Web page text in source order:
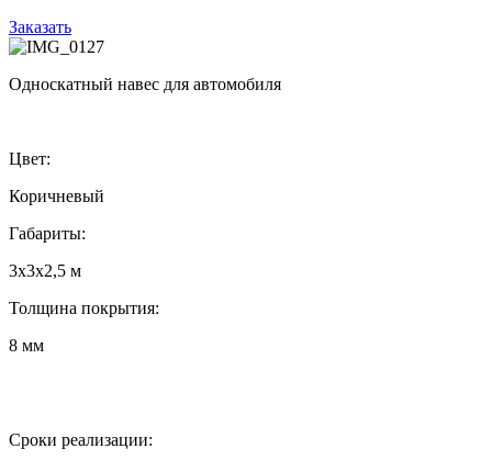
Заказать
Односкатный навес для автомобиля
Цвет:
Коричневый
Габариты:
3х3х2,5 м
Толщина покрытия:
8 мм
Сроки реализации: